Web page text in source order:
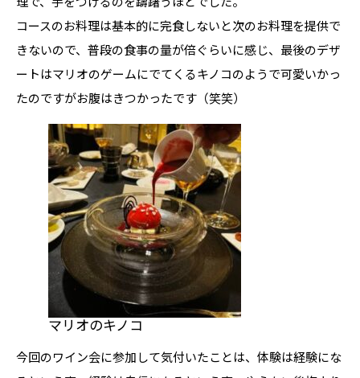
コースのお料理は基本的に完食しないと次のお料理を提供で
きないので、普段の食事の量が倍ぐらいに感じ、最後のデザ
ートはマリオのゲームにでてくるキノコのようで可愛いかっ
たのですがお腹はきつかったです（笑笑）
マリオのキノコ
今回のワイン会に参加して気付いたことは、体験は経験にな